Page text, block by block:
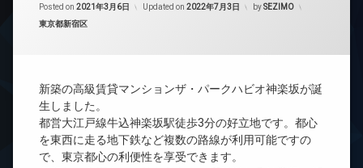
Posted on 2021年3月6日 Updated on 2022年7月3日 bySEZIMO
カテゴリー:
東京都新宿区
新築の高級賃貸マンションザ・パークハビオ神楽坂が誕
生しました。
都営大江戸線牛込神楽坂駅徒歩3分の好立地です。都心
を東西に走る地下鉄など複数の路線が利用可能ですの
で、東京都心の利便性を享受できます。